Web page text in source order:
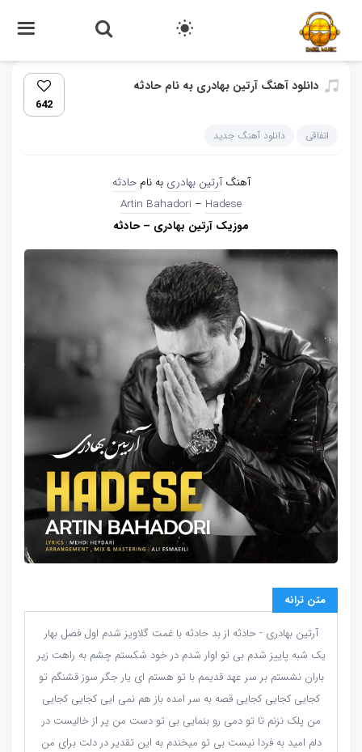
دانلود آهنگ آرتین بهادری به نام حادثه
642
اتفاقی دانلود آهنگ جدید
آهنگآرتین بهادری به نامحادثه
Artin Bahadori – Hadese
موزیک آرتین بهادری – حادثه
متن ترانه
آرتین بهادری - حادثه از بد حادثه با غمت گلاویز شدم اول فصل بهار
یک شبه پاییز شدم بی تو اوار شدم در خود شکستم چشم به راهت زیر
باران نشستم بر سر عهد قدیمم با تو هستم ای یار جگر سوز قشنگم تو
کجایی کجایی کجایی قصه به سر امده باز هم نمی ایی کجایی کجایی
من پلک نزنم تا تو دمی رو بنمایی بی تو دست من پر از خالیست در
دلم امید به فردا نیست بی تو میخندم به این تقدیر در دلت برای من